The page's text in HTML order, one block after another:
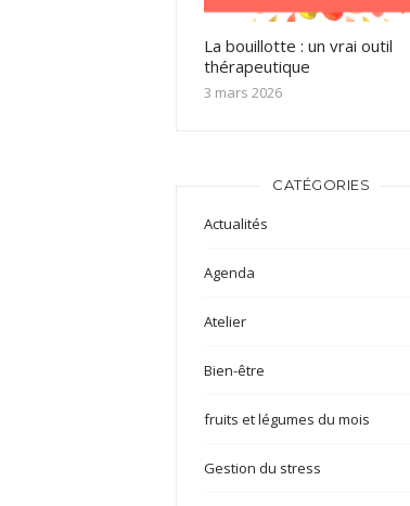
La bouillotte : un vrai outil
thérapeutique
3 mars 2026
CATÉGORIES
Actualités
Agenda
Atelier
Bien-être
fruits et légumes du mois
Gestion du stress